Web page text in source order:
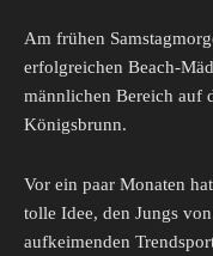
Am frühen
erfolgreichen Beach-
männlichen Bereich auf
Königsbrunn.
Vor ein paar Monaten
tolle Idee, den Jungs
aufkeimenden